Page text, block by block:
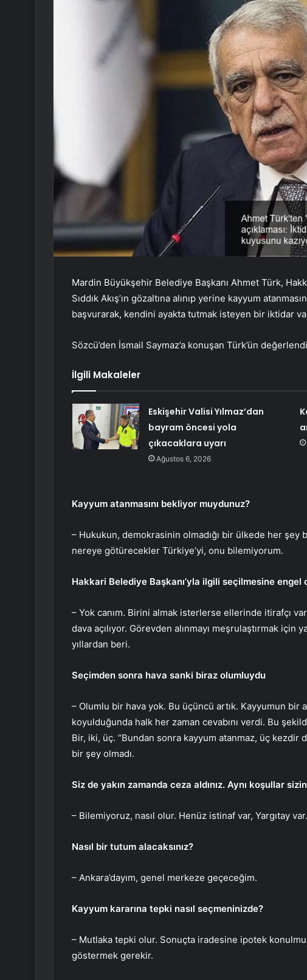
Mardin Büyükşehir Belediye Başkanı Ahmet Türk,
Sıddık Akış’ın gözaltına alınıp yerine kayyum
başvurarak, kendini ayakta tutmak isteyen bir iktidar
Sözcü’den İsmail Saymaz’a konuşan Türk’ün
İlgili Makaleler
Eskişehir Valisi Yılmaz’dan
bayram öncesi yola
çıkacaklara uyarı
Ağustos 6, 2026
Kayyum atanmasını bekliyor muydunuz?
– Hukukun, demokrasinin olmadığı bir ülkede her şey
nereye götürecekler Türkiye’yi, onu bilemiyorum.
Hakkari Belediye Başkanı’yla ilgili seçilmesine engel
– Yok canım. Birini almak isterlerse ellerinde itirafçı
dava açılıyor. Görevden alınmayı meşrulaştırmak için
yıllardan beri.
Seçimden sonra hava sanki biraz olumluydu
– Olumlu bir hava yok. Bu üçüncü artık. Kayyumun bir
koyulduğunda halk her zaman cevabını verdi. Bu
Bir, iki, üç. “Bundan sonra kayyum atanmaz, üç
bir şey olmadı.
Siz de yakın zamanda ceza aldınız. Aynı koşullar
– Bilemiyoruz, nasıl olur. Henüz istinaf var, Yargıtay
Nasıl bir tutum alacaksınız?
– Ankara’dayım, genel merkeze geçeceğim.
Kayyum kararına tepki nasıl seçmeninizde?
– Mutlaka tepki olur. Sonuçta iradesine ipotek
göstermek gerekir.